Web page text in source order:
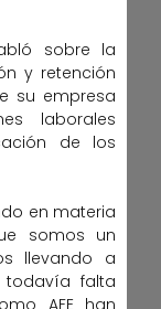
sobre la
y retención
su empresa
laborales
de los
en materia
somos un
llevando a
todavía falta
AFE han